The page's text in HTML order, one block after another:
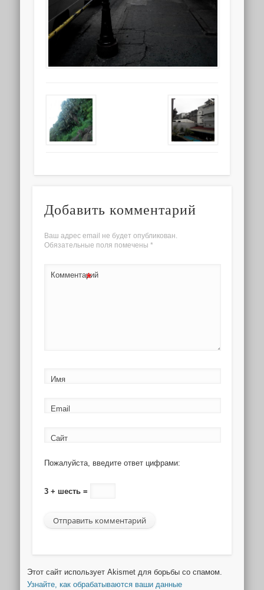
Добавить комментарий
Ваш адрес email не будет опубликован.
Обязательные поля помечены *
Комментарий
*
Имя
Email
Сайт
Пожалуйста, введите ответ цифрами:
3 + шесть =
Этот сайт использует Akismet для борьбы со спамом.
Узнайте, как обрабатываются ваши данные